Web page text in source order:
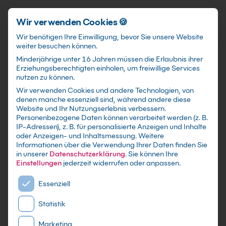
Schnellzugriff
Visual C++ Aufbaukurs
mit Zertifikat als Live Online Training,
Präsenzseminar in IT-Schulungszentren sowie
maßgeschneiderte Firmen- oder Inhouse-
Schulung für dein Team - Lerne und erweitere
dein C++ Wissen
Wir verwenden Cookies 🍪
Wir benötigen Ihre Einwilligung, bevor Sie unsere Website
weiter besuchen können.
Minderjährige unter 16 Jahren müssen die Erlaubnis ihrer
Erziehungsberechtigten einholen, um freiwillige Services
nutzen zu können.
Wir verwenden Cookies und andere Technologien, von
denen manche essenziell sind, während andere diese
Website und Ihr Nutzungserlebnis verbessern.
Personenbezogene Daten können verarbeitet werden (z. B.
IP-Adressen), z. B. für personalisierte Anzeigen und Inhalte
oder Anzeigen- und Inhaltsmessung.Weitere
Informationen über die Verwendung Ihrer Daten finden Sie
in unserer Datenschutzerklärung.Sie können Ihre
Einstellungen jederzeit widerrufen oder anpassen.
Es folgt eine Liste der Service-Gruppen, für die eine
Essenziell
Statistik
Marketing